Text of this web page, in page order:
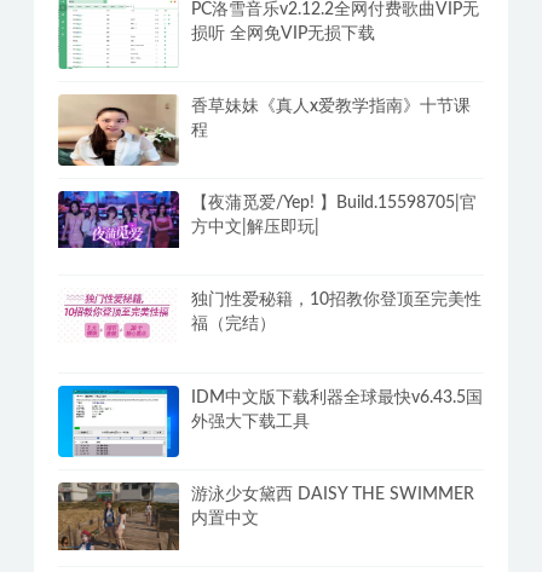
PC洛雪音乐v2.12.2全网付费歌曲VIP无
损听 全网免VIP无损下载
香草妹妹《真人x爱教学指南》十节课
程
【夜蒲觅爱/Yep! 】Build.15598705|官
方中文|解压即玩|
独门性爱秘籍，10招教你登顶至完美性
福（完结）
IDM中文版下载利器全球最快v6.43.5国
外强大下载工具
游泳少女黛西 DAISY THE SWIMMER
内置中文